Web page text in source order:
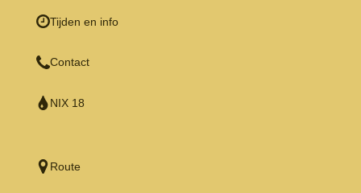
Tijden en info
Contact
NIX 18
Route